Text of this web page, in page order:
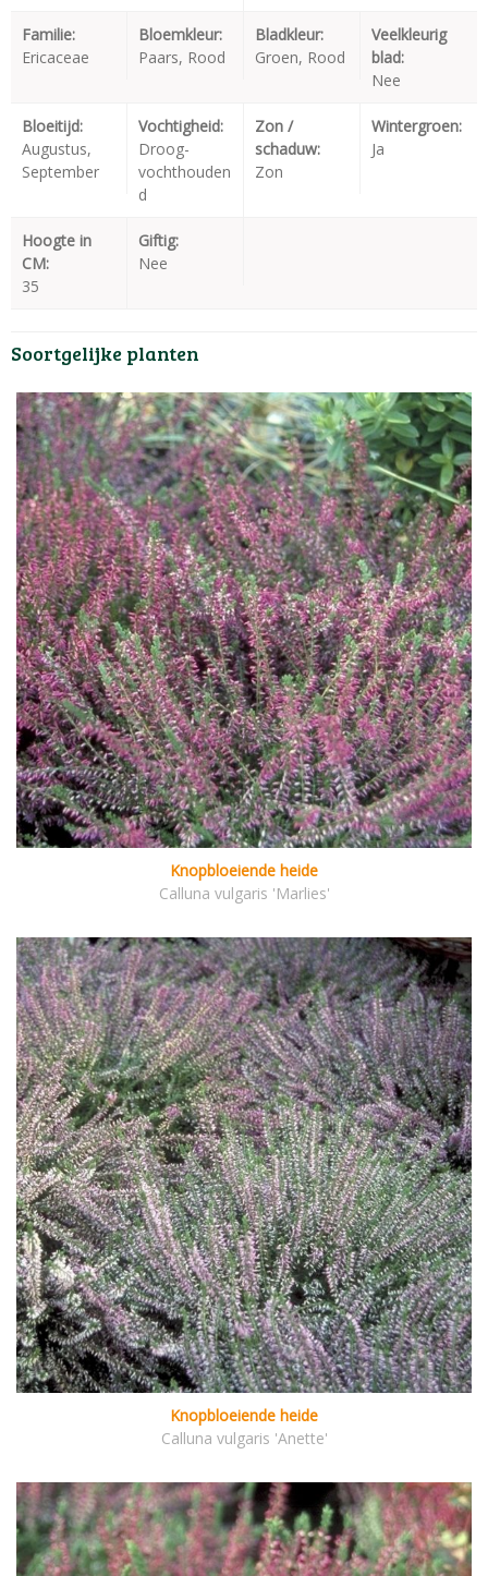
Familie:
Ericaceae
Bloemkleur:
Paars, Rood
Bladkleur:
Groen, Rood
Veelkleurig
blad:
Nee
Bloeitijd:
Augustus,
September
Vochtigheid:
Droog-
vochthouden
d
Zon /
schaduw:
Zon
Wintergroen:
Ja
Hoogte in
CM:
35
Giftig:
Nee
Soortgelijke planten
Knopbloeiende heide
Calluna vulgaris 'Marlies'
Knopbloeiende heide
Calluna vulgaris 'Anette'